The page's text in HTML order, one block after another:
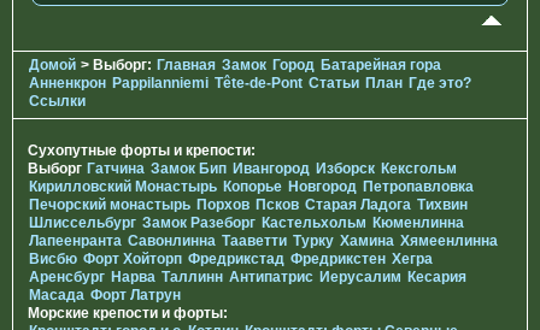
Домой > Выборг: Главная Замок Город Батарейная гора
Анненкрон Pappilanniemi Tête-de-Pont Статьи План Где это?
Ссылки
Сухопутные форты и крепости:
Выборг Гатчина Замок Бип Ивангород Изборск Кексгольм
Кирилловский Монастырь Копорье Новгород Петропавловка
Печорcкий монастырь Порхов Псков Старая Ладога Тихвин
Шлиссельбург Замок Разеборг Кастельхольм Кюменлинна
Лапеенранта Савонлинна Тааветти Турку Хамина Хямеенлинна
Висбю Форт Хойторп Фредрикстад Фредрикстен Хегра
Аренсбург Нарва Таллинн Антипатрис Иерусалим Кесария
Масада Форт Латрун
Морские крепости и форты: